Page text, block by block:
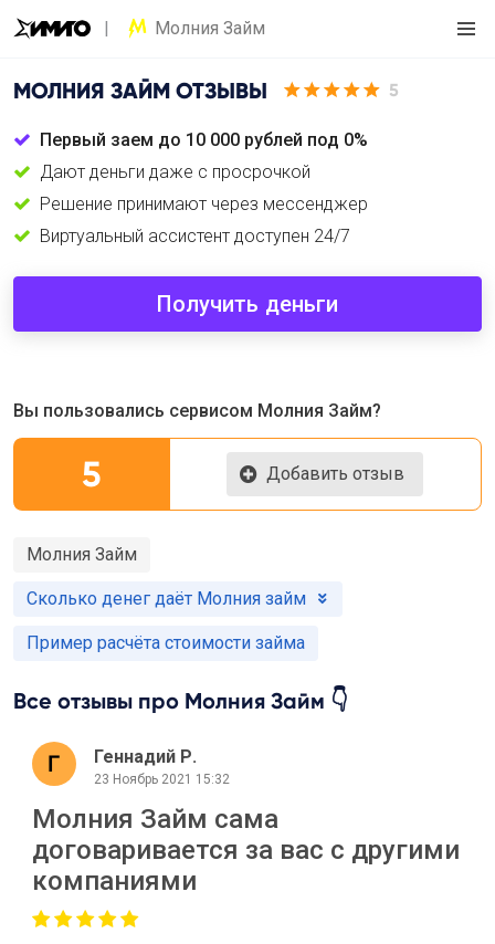
Молния Займ
МОЛНИЯ ЗАЙМ ОТЗЫВЫ 5
Первый заем до 10 000 рублей под 0%
Дают деньги даже с просрочкой
Решение принимают через мессенджер
Виртуальный ассистент доступен 24/7
Получить деньги
Вы пользовались сервисом Молния Займ?
5 Добавить отзыв
Молния Займ
Сколько денег даёт Молния займ
Пример расчёта стоимости займа
Все отзывы про Молния Займ 👇
Геннадий Р.
23 Ноябрь 2021 15:32
Молния Займ сама
договаривается за вас с другими
компаниями